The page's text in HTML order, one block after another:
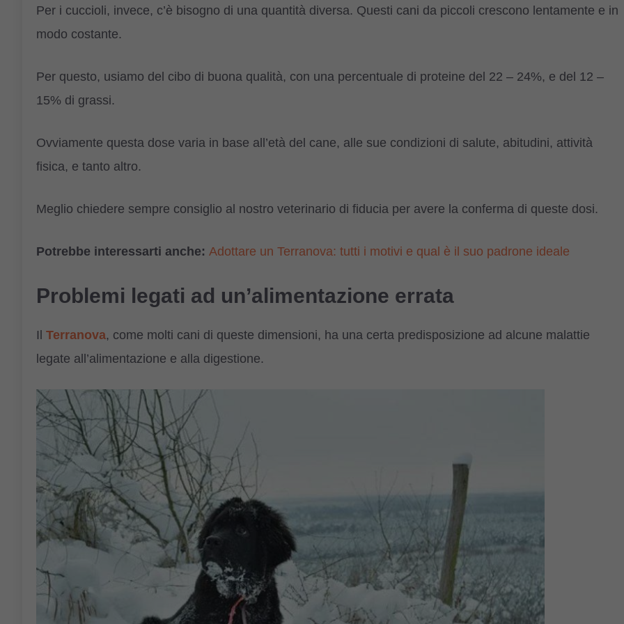
Per i cuccioli, invece, c’è bisogno di una quantità diversa. Questi cani da piccoli crescono lentamente e in
modo costante.
Per questo, usiamo del cibo di buona qualità, con una percentuale di proteine del 22 – 24%, e del 12 –
15% di grassi.
Ovviamente questa dose varia in base all’età del cane, alle sue condizioni di salute, abitudini, attività
fisica, e tanto altro.
Meglio chiedere sempre consiglio al nostro veterinario di fiducia per avere la conferma di queste dosi.
Potrebbe interessarti anche: Adottare un Terranova: tutti i motivi e qual è il suo padrone ideale
Problemi legati ad un’alimentazione errata
Il Terranova, come molti cani di queste dimensioni, ha una certa predisposizione ad alcune malattie
legate all’alimentazione e alla digestione.